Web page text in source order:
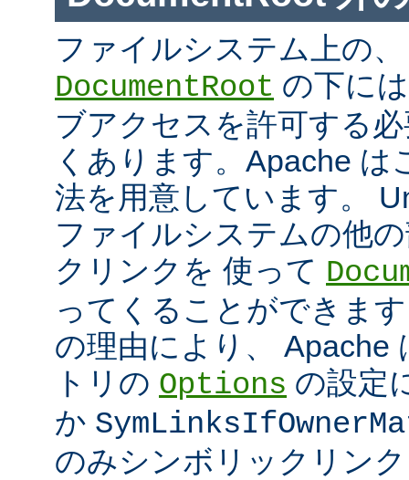
ファイルシステム上の
DocumentRoot の下に
ブアクセスを許可する
くあります。Apache は
法を用意しています。
ファイルシステムの他
クリンクを 使って
ってくることができま
の理由により、 Apache
トリの Options の設定
か
のみシンボリックリン